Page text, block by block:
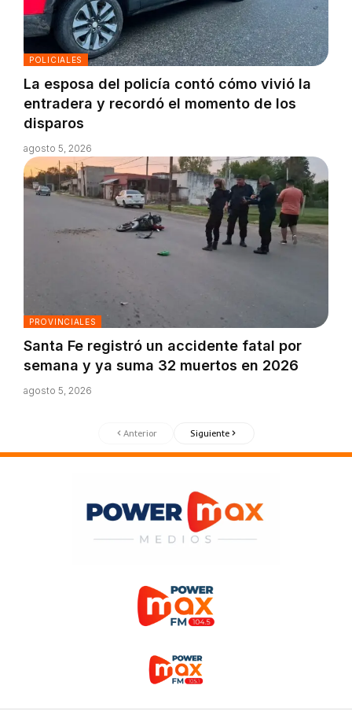
POLICIALES
La esposa del policía contó cómo vivió la
entradera y recordó el momento de los
disparos
agosto 5, 2026
PROVINCIALES
Santa Fe registró un accidente fatal por
semana y ya suma 32 muertos en 2026
agosto 5, 2026
Anterior Siguiente